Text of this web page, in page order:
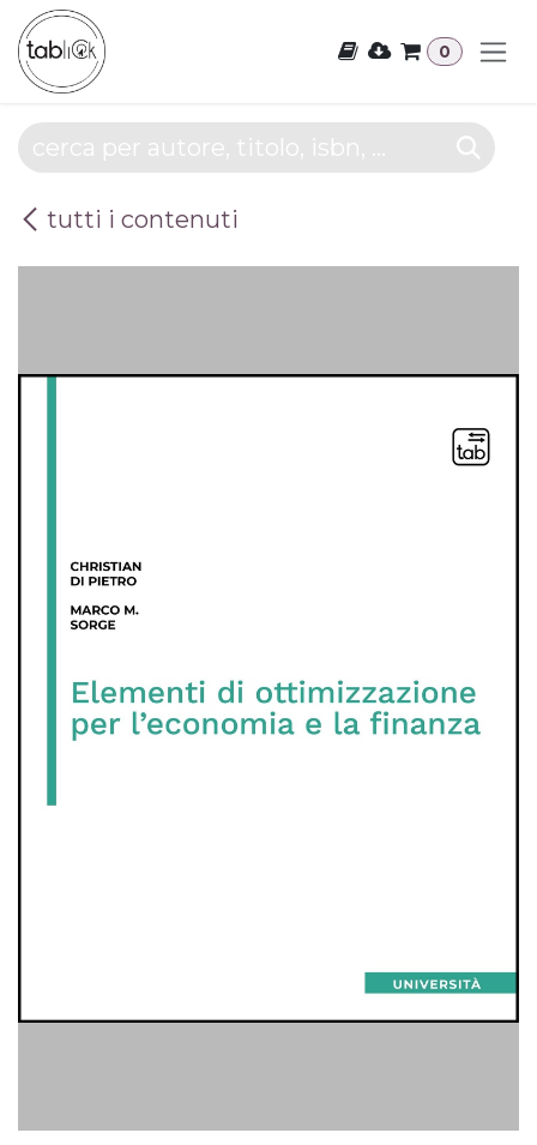
Passa al contenuto
0
tutti i contenuti